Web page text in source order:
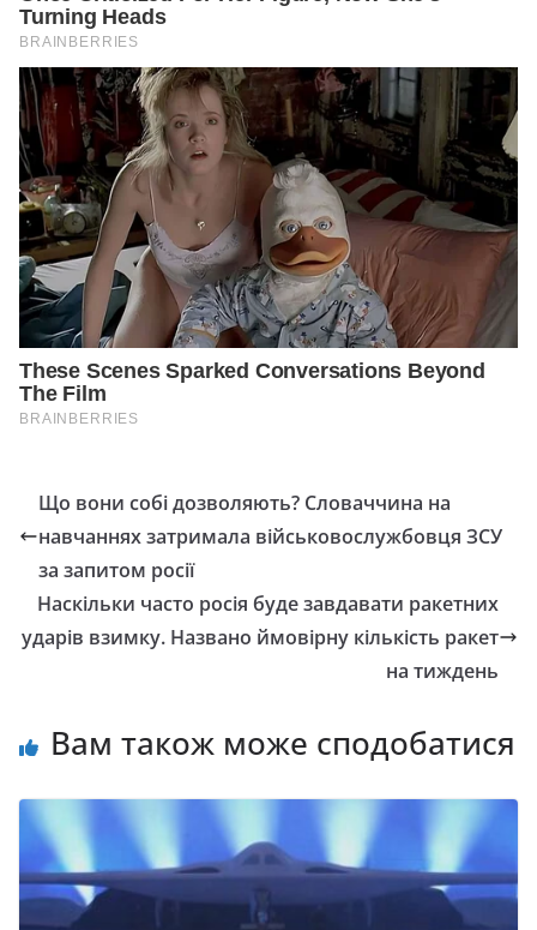
Що вони собі дозволяють? Словаччина на
навчаннях затримала військовослужбовця ЗСУ
за запитом росії
Наскільки часто росія буде завдавати ракетних
ударів взимку. Названо ймовірну кількість ракет
на тиждень
Вам також може сподобатися